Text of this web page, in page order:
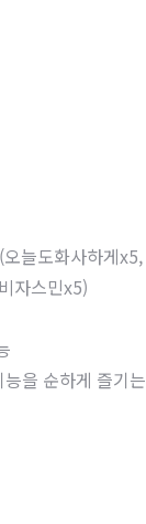
늘도화사하게x5,
자스민x5)
을 순하게 즐기는